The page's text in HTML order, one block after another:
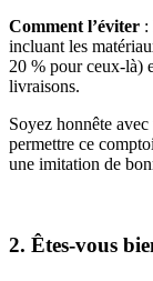
Comment l’éviter :
incluant les
20 % pour ceux-là)
livraisons.
Soyez honnête
permettre ce
une imitation de
2. Êtes-vous